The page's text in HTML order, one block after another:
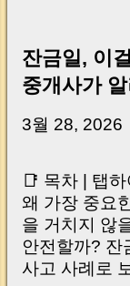
잔금일, 이
중개사가
3월 28, 2026
📑 목차 | 탭
왜 가장 중요
을 거치지 않
안전할까? 잔
사고 사례로